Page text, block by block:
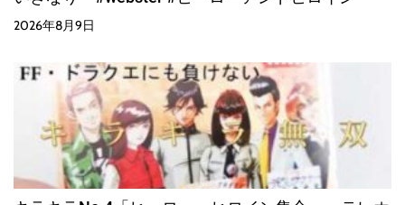
2026年8月9日